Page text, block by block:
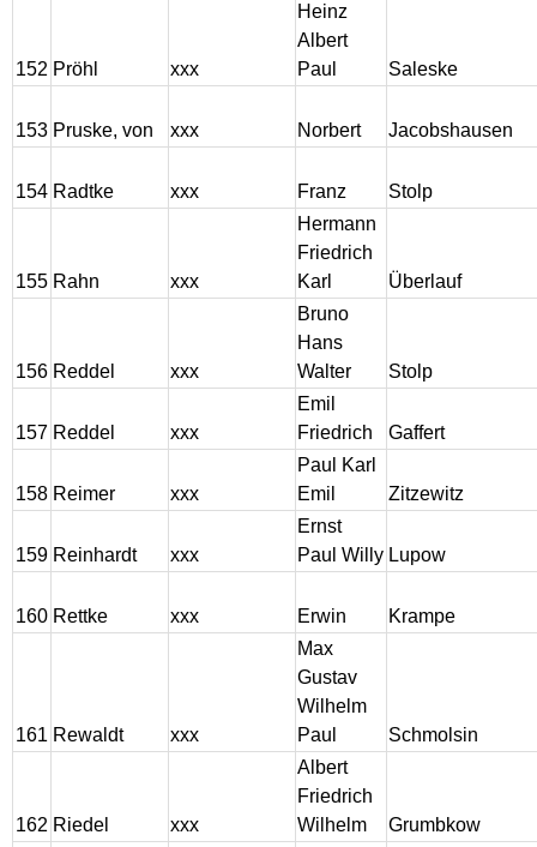
152 Pröhl xxx
Heinz
Albert
Paul
Saleske
153 Pruske, von xxx Norbert Jacobshausen
154 Radtke xxx Franz Stolp
155 Rahn xxx
Hermann
Friedrich
Karl
Überlauf
156 Reddel xxx
Bruno
Hans
Walter
Stolp
157 Reddel xxx
Emil
Friedrich
Gaffert
158 Reimer xxx
Paul Karl
Emil
Zitzewitz
159 Reinhardt xxx
Ernst
Paul Willy Lupow
160 Rettke xxx Erwin Krampe
161 Rewaldt xxx
Max
Gustav
Wilhelm
Paul
Schmolsin
162 Riedel xxx
Albert
Friedrich
Wilhelm
Grumbkow